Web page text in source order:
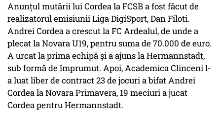
Anunțul mutării lui Cordea la FCSB a fost făcut de
realizatorul emisiunii Liga DigiSport, Dan Filoti.
Andrei Cordea a crescut la FC Ardealul, de unde a
plecat la Novara U19, pentru suma de 70.000 de euro.
A urcat la prima echipă și a ajuns la Hermannstadt,
sub formă de împrumut. Apoi, Academica Clinceni l-
a luat liber de contract 23 de jocuri a bifat Andrei
Cordea la Novara Primavera, 19 meciuri a jucat
Cordea pentru Hermannstadt.